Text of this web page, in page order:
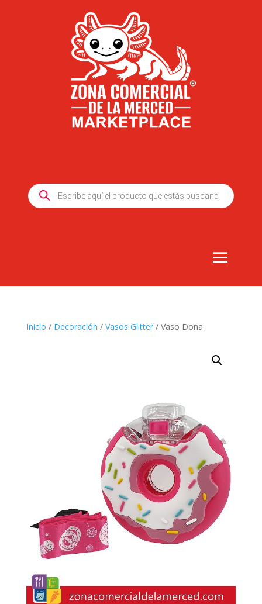
Products
search
Inicio / Decoración / Vasos Glitter/ Vaso Dona